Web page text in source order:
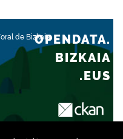
de BizkaiaOPENDATA.
BIZKAIA
.EUS